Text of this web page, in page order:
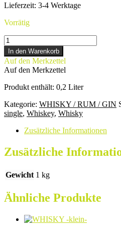
Lieferzeit: 3-4 Werktage
Vorrätig
RUM
-
klein-
Menge
In den Warenkorb
Auf den Merkzettel
Auf den Merkzettel
Produkt enthält: 0,2 Liter
Kategorie: WHISKY / RUM / GIN
single, Whiskey, Whisky
Zusätzliche Informationen
Zusätzliche
Gewicht 1 kg
Ähnliche Produkte